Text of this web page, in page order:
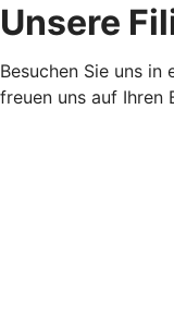
Unsere
Besuchen Sie uns in
freuen uns auf Ihren